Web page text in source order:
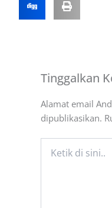
Tinggalkan
Alamat email
dipublikasikan.